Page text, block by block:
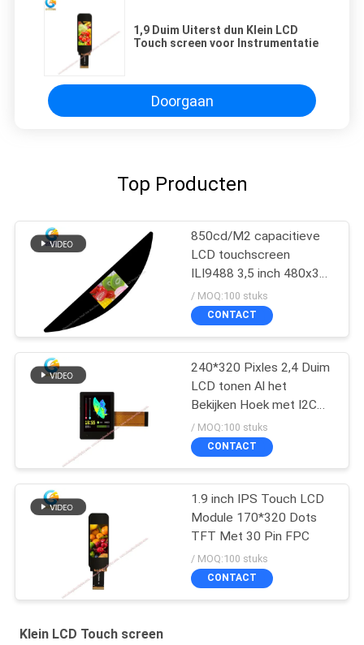
1,9 Duim Uiterst dun Klein LCD
Touch screen voor Instrumentatie
Doorgaan
Top Producten
850cd/M2 capacitieve
LCD touchscreen
ILI9488 3,5 inch 480x320
stippen FPC SPI
/ MOQ:100 stuks
CONTACT
240*320 Pixles 2,4 Duim
LCD tonen Al het
Bekijken Hoek met I2C
TP
/ MOQ:100 stuks
CONTACT
1.9 inch IPS Touch LCD
Module 170*320 Dots
TFT Met 30 Pin FPC
/ MOQ:100 stuks
CONTACT
Klein LCD Touch screen